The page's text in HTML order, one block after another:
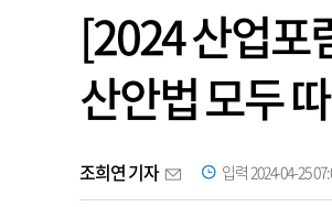
[2024 산업포
산안법 모두
조희연 기자 입력 2024-04-25